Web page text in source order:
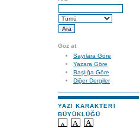
Göz at
Sayılara Göre
Yazara Göre
Başlığa Göre
Diğer Dergiler
YAZI KARAKTERI
BÜYÜKLÜĞÜ